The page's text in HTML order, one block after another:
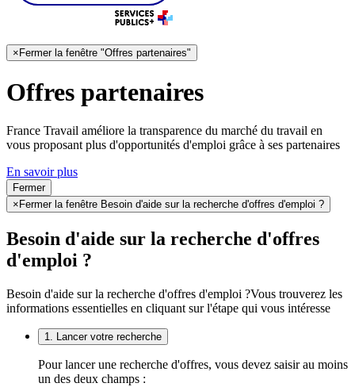
×Fermer la fenêtre "Offres partenaires"
Offres partenaires
France Travail améliore la transparence du marché du travail en
vous proposant plus d'opportunités d'emploi grâce à ses partenaires
En savoir plus
Fermer
× Fermer la fenêtre Besoin d'aide sur la recherche d'offres d'emploi ?
Besoin d'aide sur la recherche d'offres
d'emploi ?
Besoin d'aide sur la recherche d'offres d'emploi ?Vous trouverez les
informations essentielles en cliquant sur l'étape qui vous intéresse
1. Lancer votre recherche
Pour lancer une recherche d'offres, vous devez saisir au moins
un des deux champs :